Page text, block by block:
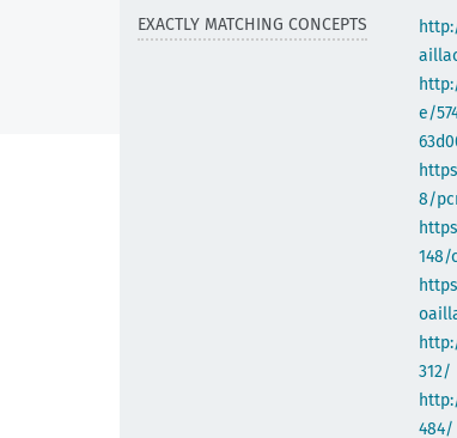
EXACTLY MATCHING CONCEPTS
e/
8/
148/
312/
484/